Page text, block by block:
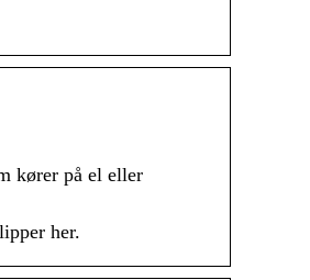
kører på el eller
her.